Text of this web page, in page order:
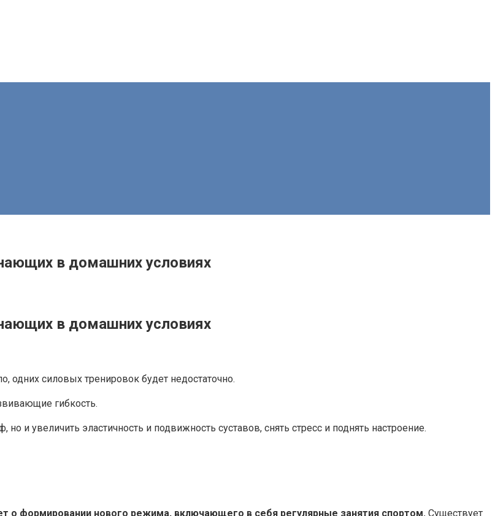
в домашних условиях
в домашних условиях
одних силовых тренировок будет недостаточно.
гибкость.
и увеличить эластичность и подвижность суставов, снять стресс и поднять настроение.
о формировании нового режима, включающего в себя регулярные занятия спортом. Существует